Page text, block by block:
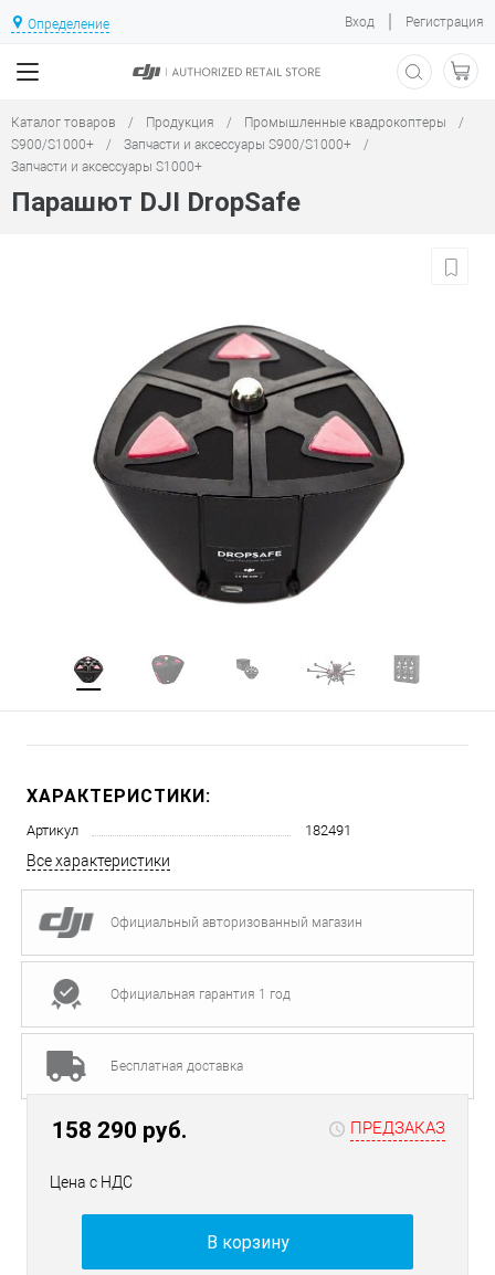
Определение Вход | Регистрация
Каталог товаров / Продукция / Промышленные квадрокоптеры
/
S900/S1000+
/ Запчасти и аксессуары S900/S1000+
/
Запчасти и аксессуары S1000+
Парашют DJI DropSafe
ХАРАКТЕРИСТИКИ:
Артикул 182491
Все характеристики
Официальный авторизованный магазин
Официальная гарантия 1 год
Бесплатная доставка
158 290 руб. ПРЕДЗАКАЗ
Цена с НДС
В корзину